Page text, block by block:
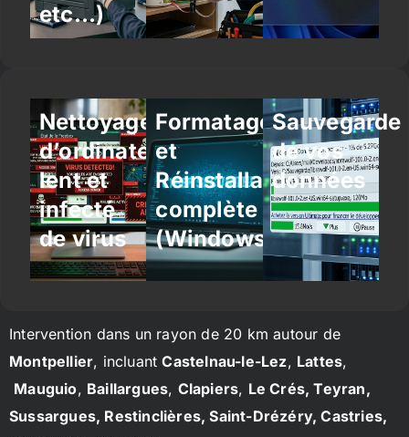
etc…)
Nettoyage
d’ordinateur
lent et
infecté
de virus
Formatage
et
Réinstallation
complète
(Windows/Linux)
Sauvegarde
de vos
données
Intervention dans un rayon de 20 km autour de
Montpellier, incluantCastelnau-le-Lez, Lattes,
Mauguio, Baillargues, Clapiers, Le Crés, Teyran,
Sussargues, Restinclières, Saint-Drézéry, Castries,